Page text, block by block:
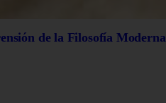
de la Filosofía Moderna